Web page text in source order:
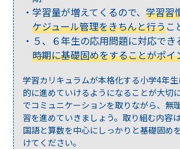
学習量が増えてくるので、学習習
ケジュール管理をきちんと行うこ
５、６年生の応用問題に対応で
時期に基礎固めをすることがポイ
学習カリキュラムが本格化する小学4年
的に進めていけるようになることが大切
でコミュニケーションを取りながら、無
習を進めていきましょう。取り組む内容
国語と算数を中心にしっかりと基礎固め
けてください。